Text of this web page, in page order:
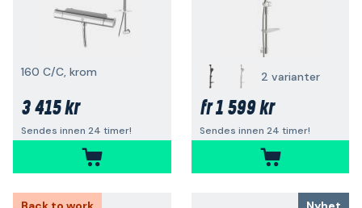
160 C/C, krom
3 415 kr
Sendes innen 24 timer!
2 varianter
fr1 599 kr
Sendes innen 24 timer!